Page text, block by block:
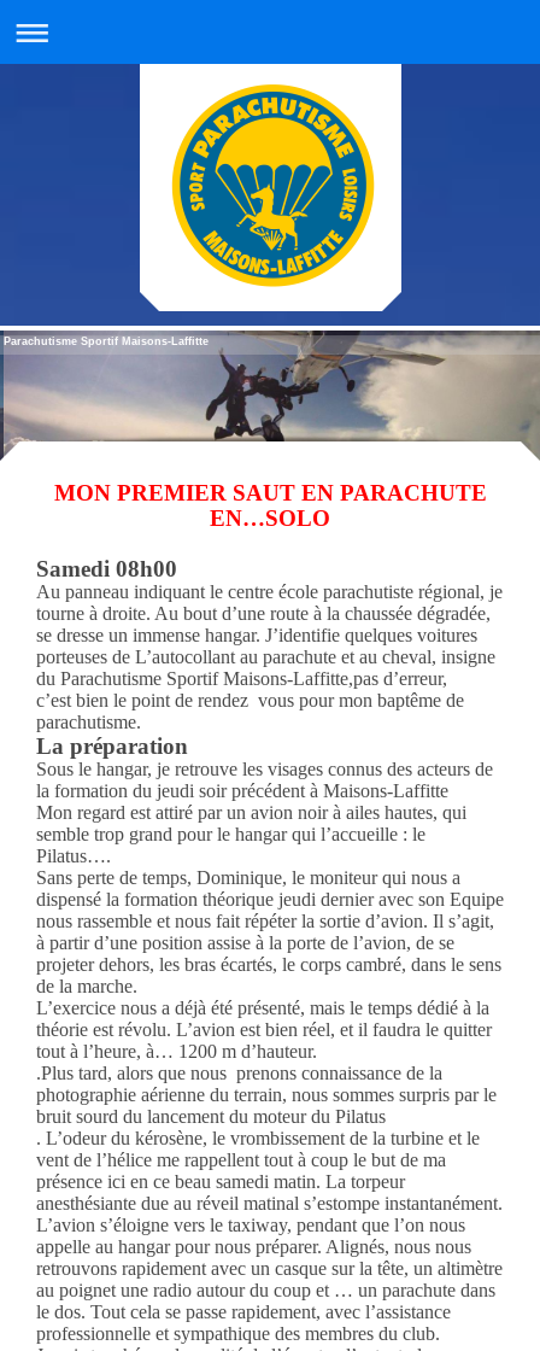
Parachutisme Sportif Maisons-Laffitte
MON PREMIER SAUT EN PARACHUTE
EN…SOLO
Samedi 08h00
Au panneau indiquant le centre école parachutiste régional, je
tourne à droite. Au bout d’une route à la chaussée dégradée,
se dresse un immense hangar. J’identifie quelques voitures
porteuses de L’autocollant au parachute et au cheval, insigne
du Parachutisme Sportif Maisons-Laffitte,pas d’erreur,
c’est bien le point de rendez vous pour mon baptême de
parachutisme.
La préparation
Sous le hangar, je retrouve les visages connus des acteurs de
la formation du jeudi soir précédent à Maisons-Laffitte
Mon regard est attiré par un avion noir à ailes hautes, qui
semble trop grand pour le hangar qui l’accueille : le
Pilatus….
Sans perte de temps, Dominique, le moniteur qui nous a
dispensé la formation théorique jeudi dernier avec son Equipe
nous rassemble et nous fait répéter la sortie d’avion. Il s’agit,
à partir d’une position assise à la porte de l’avion, de se
projeter dehors, les bras écartés, le corps cambré, dans le sens
de la marche.
L’exercice nous a déjà été présenté, mais le temps dédié à la
théorie est révolu. L’avion est bien réel, et il faudra le quitter
tout à l’heure, à… 1200 m d’hauteur.
.Plus tard, alors que nous prenons connaissance de la
photographie aérienne du terrain, nous sommes surpris par le
bruit sourd du lancement du moteur du Pilatus
. L’odeur du kérosène, le vrombissement de la turbine et le
vent de l’hélice me rappellent tout à coup le but de ma
présence ici en ce beau samedi matin. La torpeur
anesthésiante due au réveil matinal s’estompe instantanément.
L’avion s’éloigne vers le taxiway, pendant que l’on nous
appelle au hangar pour nous préparer. Alignés, nous nous
retrouvons rapidement avec un casque sur la tête, un altimètre
au poignet une radio autour du coup et … un parachute dans
le dos. Tout cela se passe rapidement, avec l’assistance
professionnelle et sympathique des membres du club.